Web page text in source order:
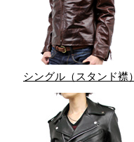
シングル（スタンド襟）